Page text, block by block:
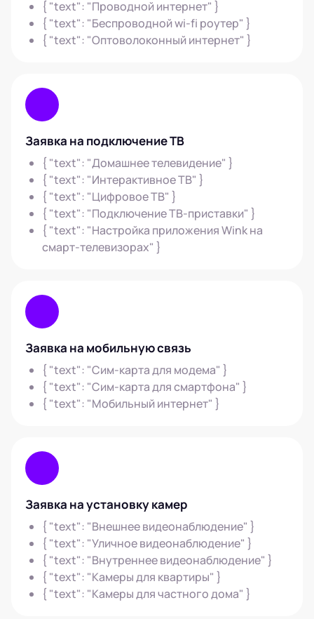
{ "text": "Проводной интернет" }
{ "text": "Беспроводной wi-fi роутер" }
{ "text": "Оптоволоконный интернет" }
Заявка на подключение ТВ
{ "text": "Домашнее телевидение" }
{ "text": "Интерактивное ТВ" }
{ "text": "Цифровое ТВ" }
{ "text": "Подключение ТВ-приставки" }
{ "text": "Настройка приложения Wink на
смарт-телевизорах" }
Заявка на мобильную связь
{ "text": "Сим-карта для модема" }
{ "text": "Сим-карта для смартфона" }
{ "text": "Мобильный интернет" }
Заявка на установку камер
{ "text": "Внешнее видеонаблюдение" }
{ "text": "Уличное видеонаблюдение" }
{ "text": "Внутреннее видеонаблюдение" }
{ "text": "Камеры для квартиры" }
{ "text": "Камеры для частного дома" }